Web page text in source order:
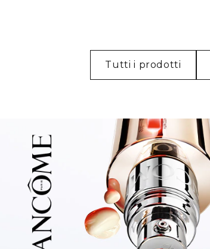
Tutti i prodotti